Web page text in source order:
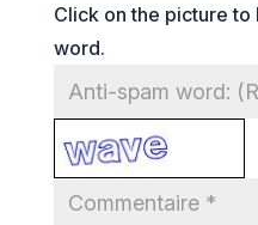
Click on the picture
word.